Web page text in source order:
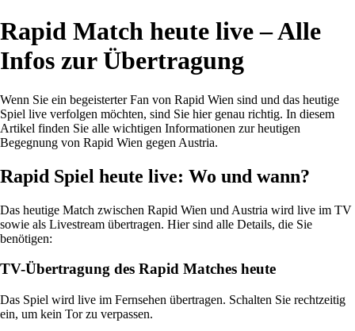
Rapid Match heute live – Alle
Infos zur Übertragung
Wenn Sie ein begeisterter Fan von Rapid Wien sind und das heutige
Spiel live verfolgen möchten, sind Sie hier genau richtig. In diesem
Artikel finden Sie alle wichtigen Informationen zur heutigen
Begegnung von Rapid Wien gegen Austria.
Rapid Spiel heute live: Wo und wann?
Das heutige Match zwischen Rapid Wien und Austria wird live im TV
sowie als Livestream übertragen. Hier sind alle Details, die Sie
benötigen:
TV-Übertragung des Rapid Matches heute
Das Spiel wird live im Fernsehen übertragen. Schalten Sie rechtzeitig
ein, um kein Tor zu verpassen.